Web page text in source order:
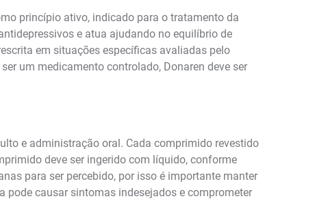
princípio ativo, indicado para o tratamento da
e atua ajudando no equilíbrio de
em situações específicas avaliadas pelo
um medicamento controlado, Donaren deve ser
e administração oral. Cada comprimido revestido
deve ser ingerido com líquido, conforme
para ser percebido, por isso é importante manter
causar sintomas indesejados e comprometer